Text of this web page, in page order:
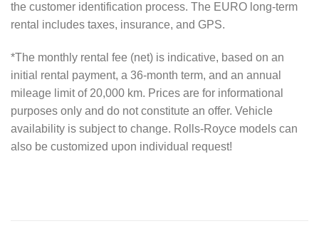
the customer identification process. The EURO long-term
rental includes taxes, insurance, and GPS.
*The monthly rental fee (net) is indicative, based on an
initial rental payment, a 36-month term, and an annual
mileage limit of 20,000 km. Prices are for informational
purposes only and do not constitute an offer. Vehicle
availability is subject to change. Rolls-Royce models can
also be customized upon individual request!